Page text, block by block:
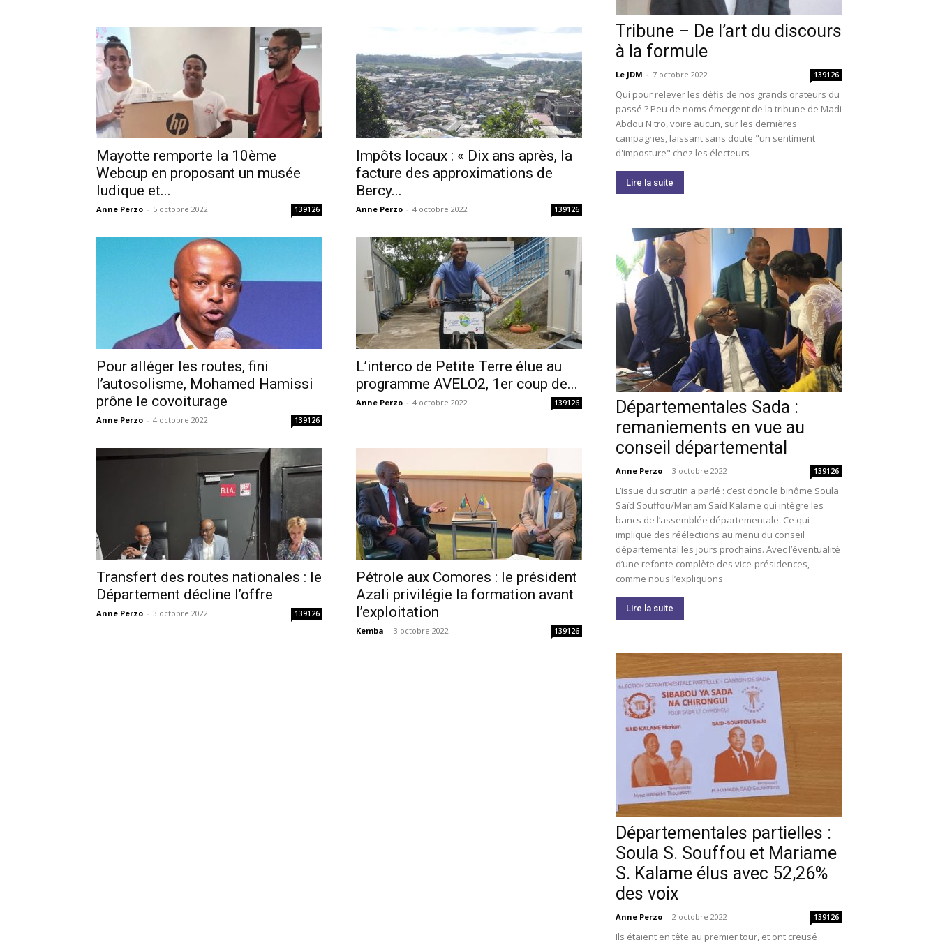
Mayotte remporte la 10ème
Webcup en proposant un musée
ludique et...
Anne Perzo - 5 octobre 2022 139126
Impôts locaux : « Dix ans après, la
facture des approximations de
Bercy...
Anne Perzo - 4 octobre 2022 139126
Pour alléger les routes, fini
l’autosolisme, Mohamed Hamissi
prône le covoiturage
Anne Perzo - 4 octobre 2022 139126
L’interco de Petite Terre élue au
programme AVELO2, 1er coup de...
Anne Perzo - 4 octobre 2022 139126
Transfert des routes nationales : le
Département décline l’offre
Anne Perzo - 3 octobre 2022 139126
Pétrole aux Comores : le président
Azali privilégie la formation avant
l’exploitation
Kemba - 3 octobre 2022 139126
Tribune – De l’art du discours
à la formule
Le JDM - 7 octobre 2022 139126
Qui pour relever les défis de nos grands orateurs du
passé ? Peu de noms émergent de la tribune de Madi
Abdou N'tro, voire aucun, sur les dernières
campagnes, laissant sans doute "un sentiment
d'imposture" chez les électeurs
Lire la suite
Départementales Sada :
remaniements en vue au
conseil départemental
Anne Perzo - 3 octobre 2022 139126
L’issue du scrutin a parlé : c’est donc le binôme Soula
Saïd Souffou/Mariam Saïd Kalame qui intègre les
bancs de l’assemblée départementale. Ce qui
implique des réélections au menu du conseil
départemental les jours prochains. Avec l’éventualité
d’une refonte complète des vice-présidences,
comme nous l’expliquons
Lire la suite
Départementales partielles :
Soula S. Souffou et Mariame
S. Kalame élus avec 52,26%
des voix
Anne Perzo - 2 octobre 2022 139126
Ils étaient en tête au premier tour, et ont creusé